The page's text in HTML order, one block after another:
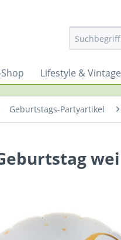
Lifestyle &
Geburtstags-Partyartikel